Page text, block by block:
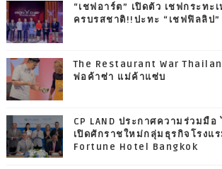
“เชฟอาร์ต” เปิดตัว เชฟกระทะ
ครบรสชาติ!!ปะทะ “เชฟฟิลลิป
The Restaurant War
พ่อค้าซ่า แม่ค้าแซ่บ
CP LAND ประกาศความร่วมมือ
เปิดศักราชใหม่กลุ่มธุรกิจโรงแ
Fortune Hotel Bangkok